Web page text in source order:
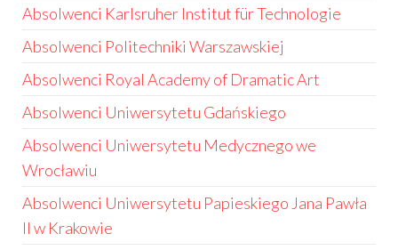
Absolwenci Karlsruher Institut für Technologie
Absolwenci Politechniki Warszawskiej
Absolwenci Royal Academy of Dramatic Art
Absolwenci Uniwersytetu Gdańskiego
Absolwenci Uniwersytetu Medycznego we
Wrocławiu
Absolwenci Uniwersytetu Papieskiego Jana Pawła
II w Krakowie